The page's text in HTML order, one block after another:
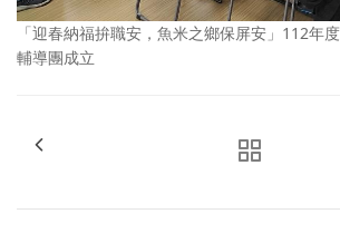
「迎春納福拚職安，魚米之鄉保屏安」112年
輔導團成立